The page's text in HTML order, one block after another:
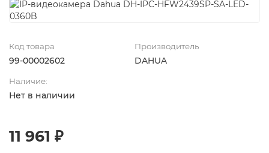
Код товара
99-00002602
Производитель
DAHUA
Наличие:
Нет в наличии
11 961 ₽